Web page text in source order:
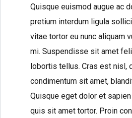
Quisque euismod augue ac
pretium interdum ligula
vitae tortor eu nunc aliquam
mi. Suspendisse sit amet
lobortis tellus. Cras est nisl,
condimentum sit amet,
Quisque eget dolor et
quis sit amet tortor. Proin